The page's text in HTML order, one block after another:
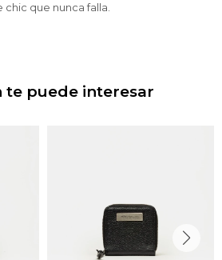
que nunca falla.
te puede interesar